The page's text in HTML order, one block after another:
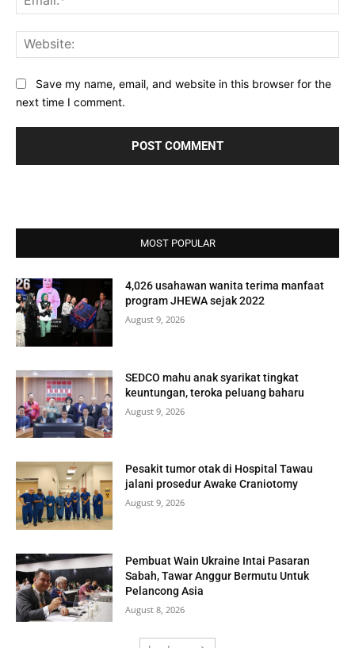
Save my name, email, and website in this browser for the
next time I comment.
MOST POPULAR
4,026 usahawan wanita terima manfaat
program JHEWA sejak 2022
August 9, 2026
SEDCO mahu anak syarikat tingkat
keuntungan, teroka peluang baharu
August 9, 2026
Pesakit tumor otak di Hospital Tawau
jalani prosedur Awake Craniotomy
August 9, 2026
Pembuat Wain Ukraine Intai Pasaran
Sabah, Tawar Anggur Bermutu Untuk
Pelancong Asia
August 8, 2026